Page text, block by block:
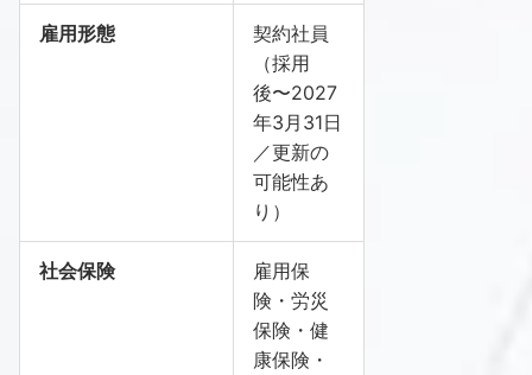
雇用形態
契約社員
（採用
後〜2027
年3月31日
／更新の
可能性あ
り）
社会保険
雇用保
険・労災
保険・健
康保険・